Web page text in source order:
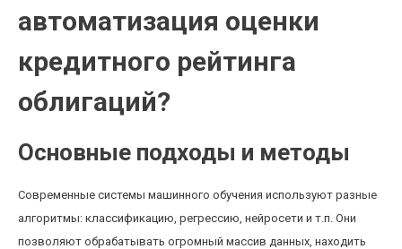
автоматизация оценки
кредитного рейтинга
облигаций?
Основные подходы и методы
Современные системы машинного обучения используют разные
алгоритмы: классификацию, регрессию, нейросети и т.п. Они
позволяют обрабатывать огромный массив данных, находить